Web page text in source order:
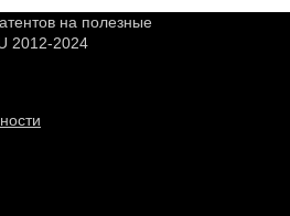
на полезные
2012-2024